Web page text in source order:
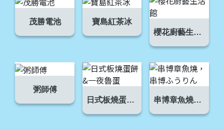
茂勝電池
寶島紅茶冰
櫻花廚藝生活館
粥師傅
日式板燒蛋餅&一夜魯蛋
串博章魚燒，串博ふうりん